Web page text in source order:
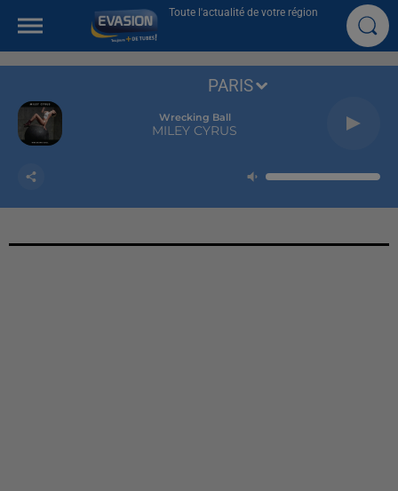
Toute l'actualité de votre région
Wrecking Ball
MILEY CYRUS
PARIS